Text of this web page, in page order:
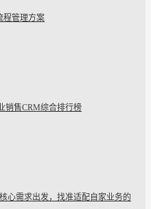
程管理方案
销售CRM综合排行榜
心需求出发，找准适配自家业务的